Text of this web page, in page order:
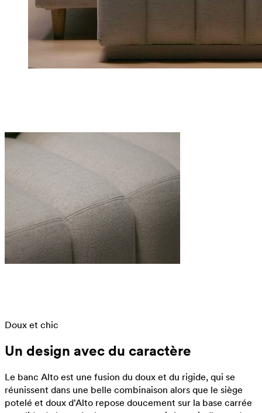
Doux et chic
Un design avec du caractère
Le banc Alto est une fusion du doux et du rigide, qui se
réunissent dans une belle combinaison alors que le siège
potelé et doux d'Alto repose doucement sur la base carrée